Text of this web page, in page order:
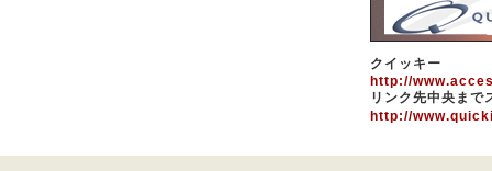
クイッキー
http://
リンク先中央まで
http://